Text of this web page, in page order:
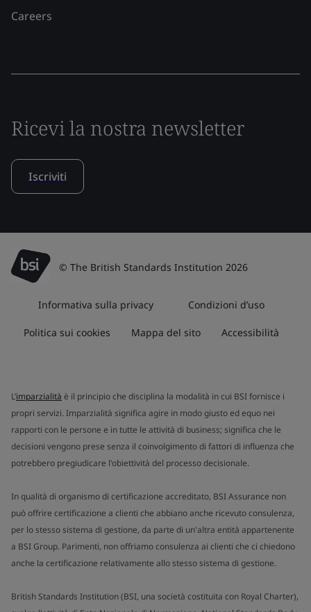
Careers
Ricevi la nostra newsletter
Iscriviti
© The British Standards Institution 2026
Informativa sulla privacy Condizioni d’uso
Politica sui cookies Mappa del sito Accessibilità
L’imparzialità è il principio che disciplina la modalità in cui BSI fornisce i
propri servizi. Imparzialità significa agire in modo giusto ed equo nei
rapporti con le persone e in tutte le attività di business; significa che le
decisioni vengono prese senza il coinvolgimento di fattori di influenza che
potrebbero pregiudicare l'obiettività del processo decisionale.
In qualità di organismo di certificazione accreditato, BSI Assurance non
può offrire certificazione a clienti che abbiano anche ricevuto consulenza,
per lo stesso sistema di gestione, da parte di un'altra entità appartenente
a BSI Group. Parimenti, non offriamo consulenza ai clienti che ci chiedono
anche la certificazione relativamente allo stesso sistema di gestione.
British Standards Institution (BSI, una società costituita con Royal Charter),